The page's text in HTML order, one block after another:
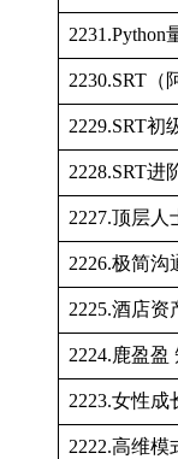
2231.Python
2230.SRT（
2229.SRT初
2228.SRT进
2227.顶层
2226.极简沟
2225.酒店资
2224.鹿盈
2223.女性成
2222.高维